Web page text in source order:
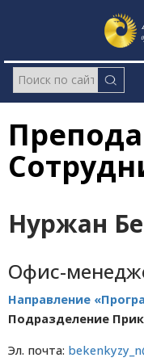
Нуржан
Офис-
Направление
Подразделение
Эл. почта: